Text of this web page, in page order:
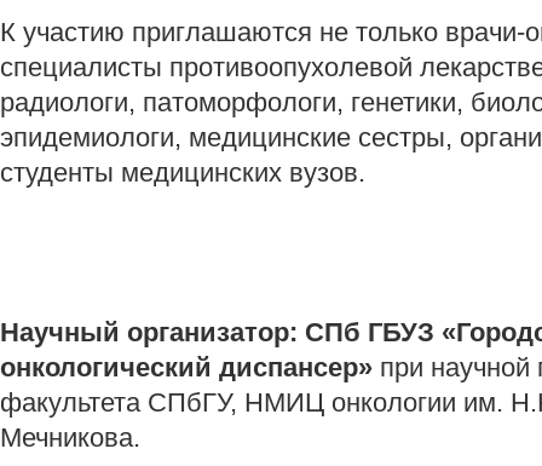
К участию приглашаются не только врачи-
специалисты противоопухолевой
радиологи, патоморфологи, генетики,
эпидемиологи, медицинские сестры,
студенты медицинских вузов.
Научный организатор: СПб ГБУЗ
онкологический диспансер» при
факультета СПбГУ, НМИЦ онкологии им.
Мечникова.